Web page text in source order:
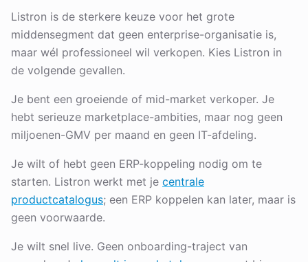
Listron is de sterkere keuze voor het grote
middensegment dat geen enterprise-organisatie is,
maar wél professioneel wil verkopen. Kies Listron in
de volgende gevallen.
Je bent een groeiende of mid-market verkoper. Je
hebt serieuze marketplace-ambities, maar nog geen
miljoenen-GMV per maand en geen IT-afdeling.
Je wilt of hebt geen ERP-koppeling nodig om te
starten. Listron werkt met je centrale
productcatalogus; een ERP koppelen kan later, maar is
geen voorwaarde.
Je wilt snel live. Geen onboarding-traject van